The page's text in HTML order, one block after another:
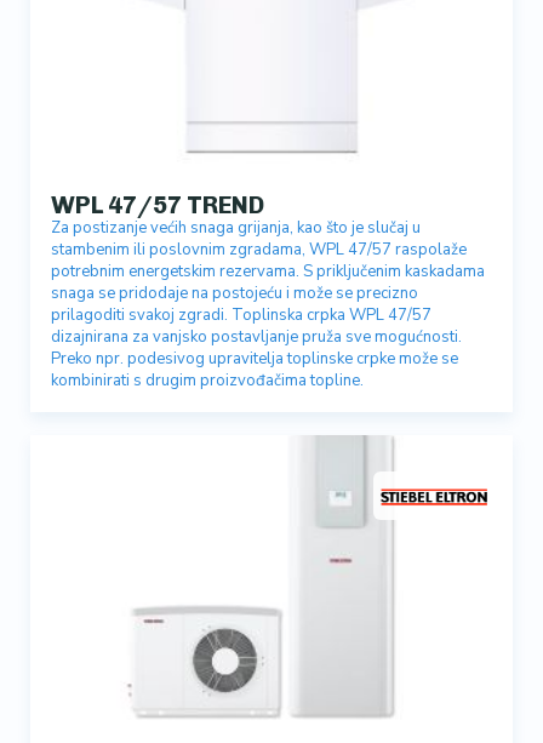
WPL 47/57 TREND
Za postizanje većih snaga grijanja, kao što je slučaj u
stambenim ili poslovnim zgradama, WPL 47/57 raspolaže
potrebnim energetskim rezervama. S priključenim kaskadama
snaga se pridodaje na postojeću i može se precizno
prilagoditi svakoj zgradi. Toplinska crpka WPL 47/57
dizajnirana za vanjsko postavljanje pruža sve mogućnosti.
Preko npr. podesivog upravitelja toplinske crpke može se
kombinirati s drugim proizvođačima topline.